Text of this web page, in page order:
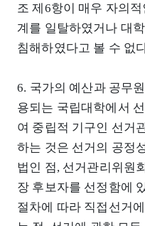
조 제6항이 매우 자의
계를 일탈하였거나 대
침해하였다고 볼 수 없
6. 국가의 예산과 공무
용되는 국립대학에서
여 중립적 기구인 선거
하는 것은 선거의 공정
법인 점, 선거관리위원
장 후보자를 선정함에
절차에 따라 직접선거